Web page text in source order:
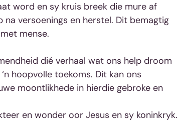
word en sy kruis breek die mure af
versoenings en herstel. Dit bemagtig
mense.
dié verhaal wat ons help droom
hoopvolle toekoms. Dit kan ons
moontlikhede in hierdie gebroke en
en wonder oor Jesus en sy koninkryk.